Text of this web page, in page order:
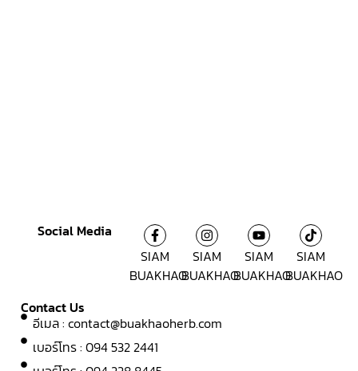
Social Media
SIAM
BUAKHAO
SIAM
BUAKHAO
SIAM
BUAKHAO
SIAM
BUAKHAO
Contact Us
อีเมล : contact@buakhaoherb.com
เบอร์โทร : 094 532 2441